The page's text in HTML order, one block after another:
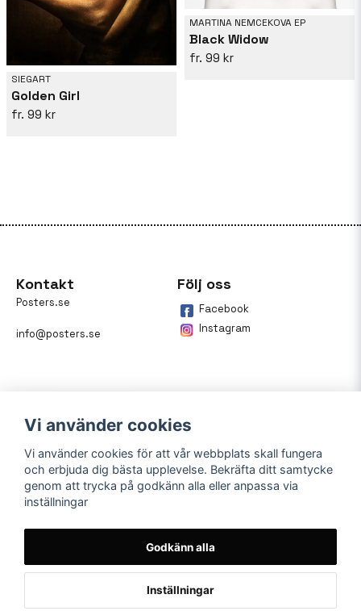
SIEGART
Golden Girl
99 kr
MARTINA NEMCEKOVA EP
Black Widow
99 kr
Kontakt
Posters.se
info@posters.se
Följ oss
Facebook
Instagram
Betalning
På posters.se kan du enkelt
Vi använder cookies
Vi använder cookies för att vår webbplats skall fungera
och erbjuda dig bästa upplevelse. Bekräfta ditt samtycke
genom att trycka på godkänn alla eller anpassa via
inställningar
Godkänn alla
Inställningar